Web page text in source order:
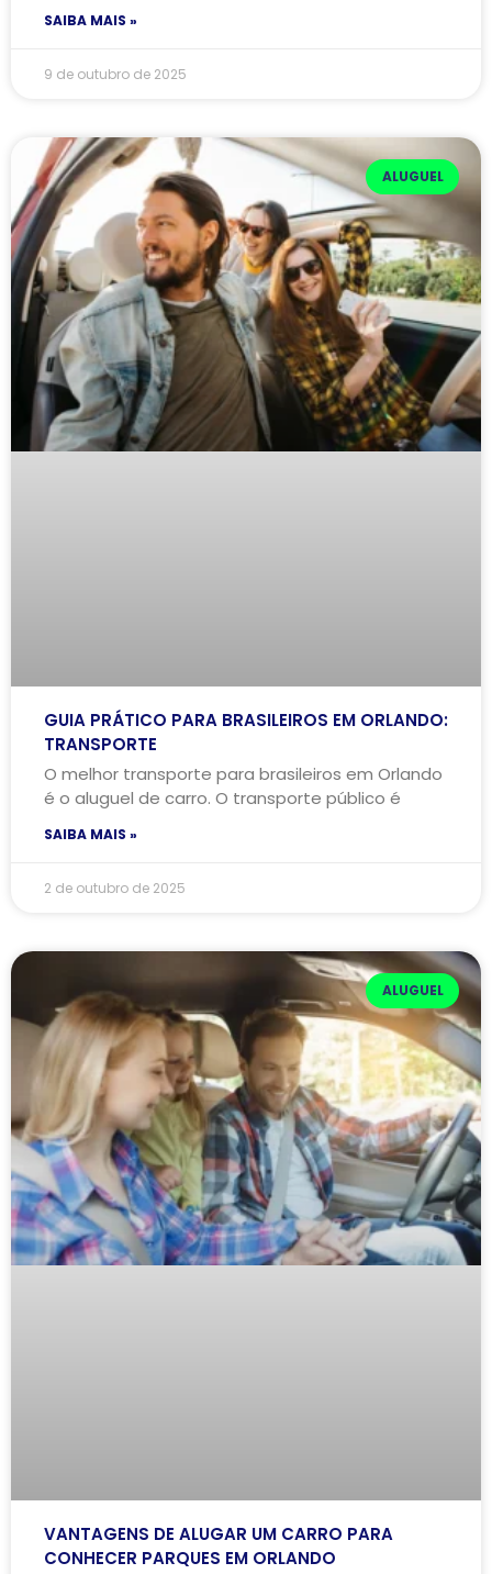
SAIBA MAIS »
9 de outubro de 2025
ALUGUEL
GUIA PRÁTICO PARA BRASILEIROS EM ORLANDO:
TRANSPORTE
O melhor transporte para brasileiros em Orlando
é o aluguel de carro. O transporte público é
SAIBA MAIS »
2 de outubro de 2025
ALUGUEL
VANTAGENS DE ALUGAR UM CARRO PARA
CONHECER PARQUES EM ORLANDO